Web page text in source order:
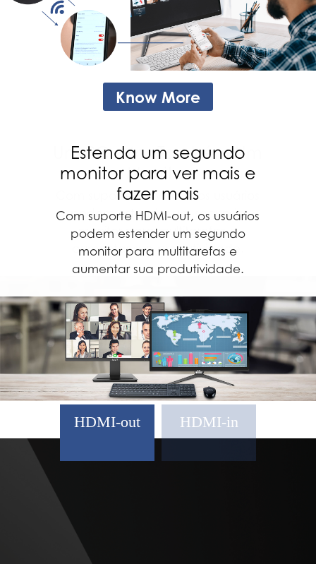
Know More
Estenda um segundo
monitor para ver mais e
fazer mais
Com suporte HDMI-out, os usuários
podem estender um segundo
monitor para multitarefas e
aumentar sua produtividade.
Um PC, Mas Também Um
Monitor
Com suporte HDMI-out, os usuários
podem estender um segundo
monitor para multitarefas e
aumentar sua produtividade.